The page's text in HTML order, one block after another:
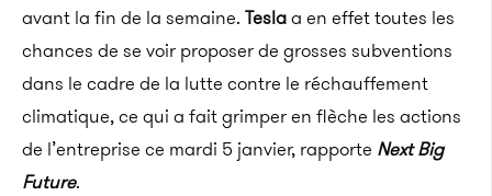
avant la fin de la semaine. Teslaa en effet toutes les
chances de se voir proposer de grosses subventions
dans le cadre de la lutte contre le réchauffement
climatique, ce qui a fait grimper en flèche les actions
de l’entreprise ce mardi 5 janvier, rapporte Next Big
Future.